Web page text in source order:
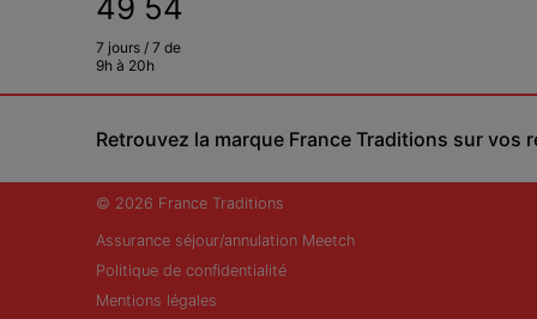
49 54
7 jours / 7 de
9h à 20h
Retrouvez la marque France Traditions sur vos
© 2026 France Traditions
Assurance séjour/annulation Meetch
Politique de confidentialité
Mentions légales